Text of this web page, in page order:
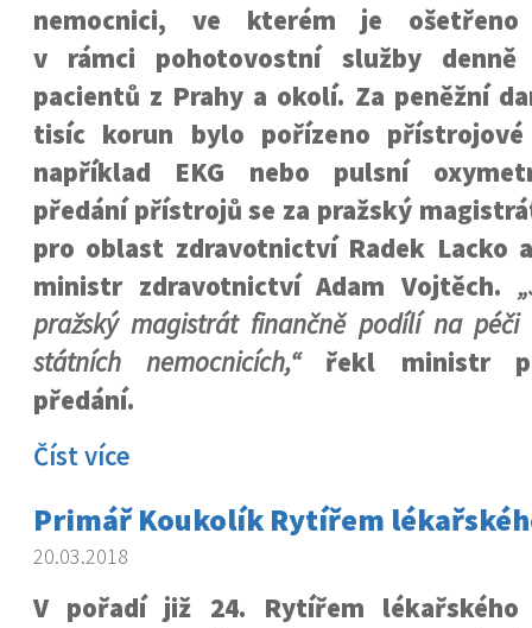
nemocnici, ve kterém je ošetřeno
v rámci pohotovostní služby
pacientů z Prahy a okolí. Za peněžní
tisíc korun bylo pořízeno přístrojové
například EKG nebo pulsní
předání přístrojů se za pražský
pro oblast zdravotnictví Radek Lacko
ministr zdravotnictví Adam Vojtěch.
pražský magistrát finančně podílí na
státních nemocnicích,“řekl ministr
předání.
Číst více
Primář Koukolík Rytířem
20.03.2018
V pořadí již 24. Rytířem lékařského